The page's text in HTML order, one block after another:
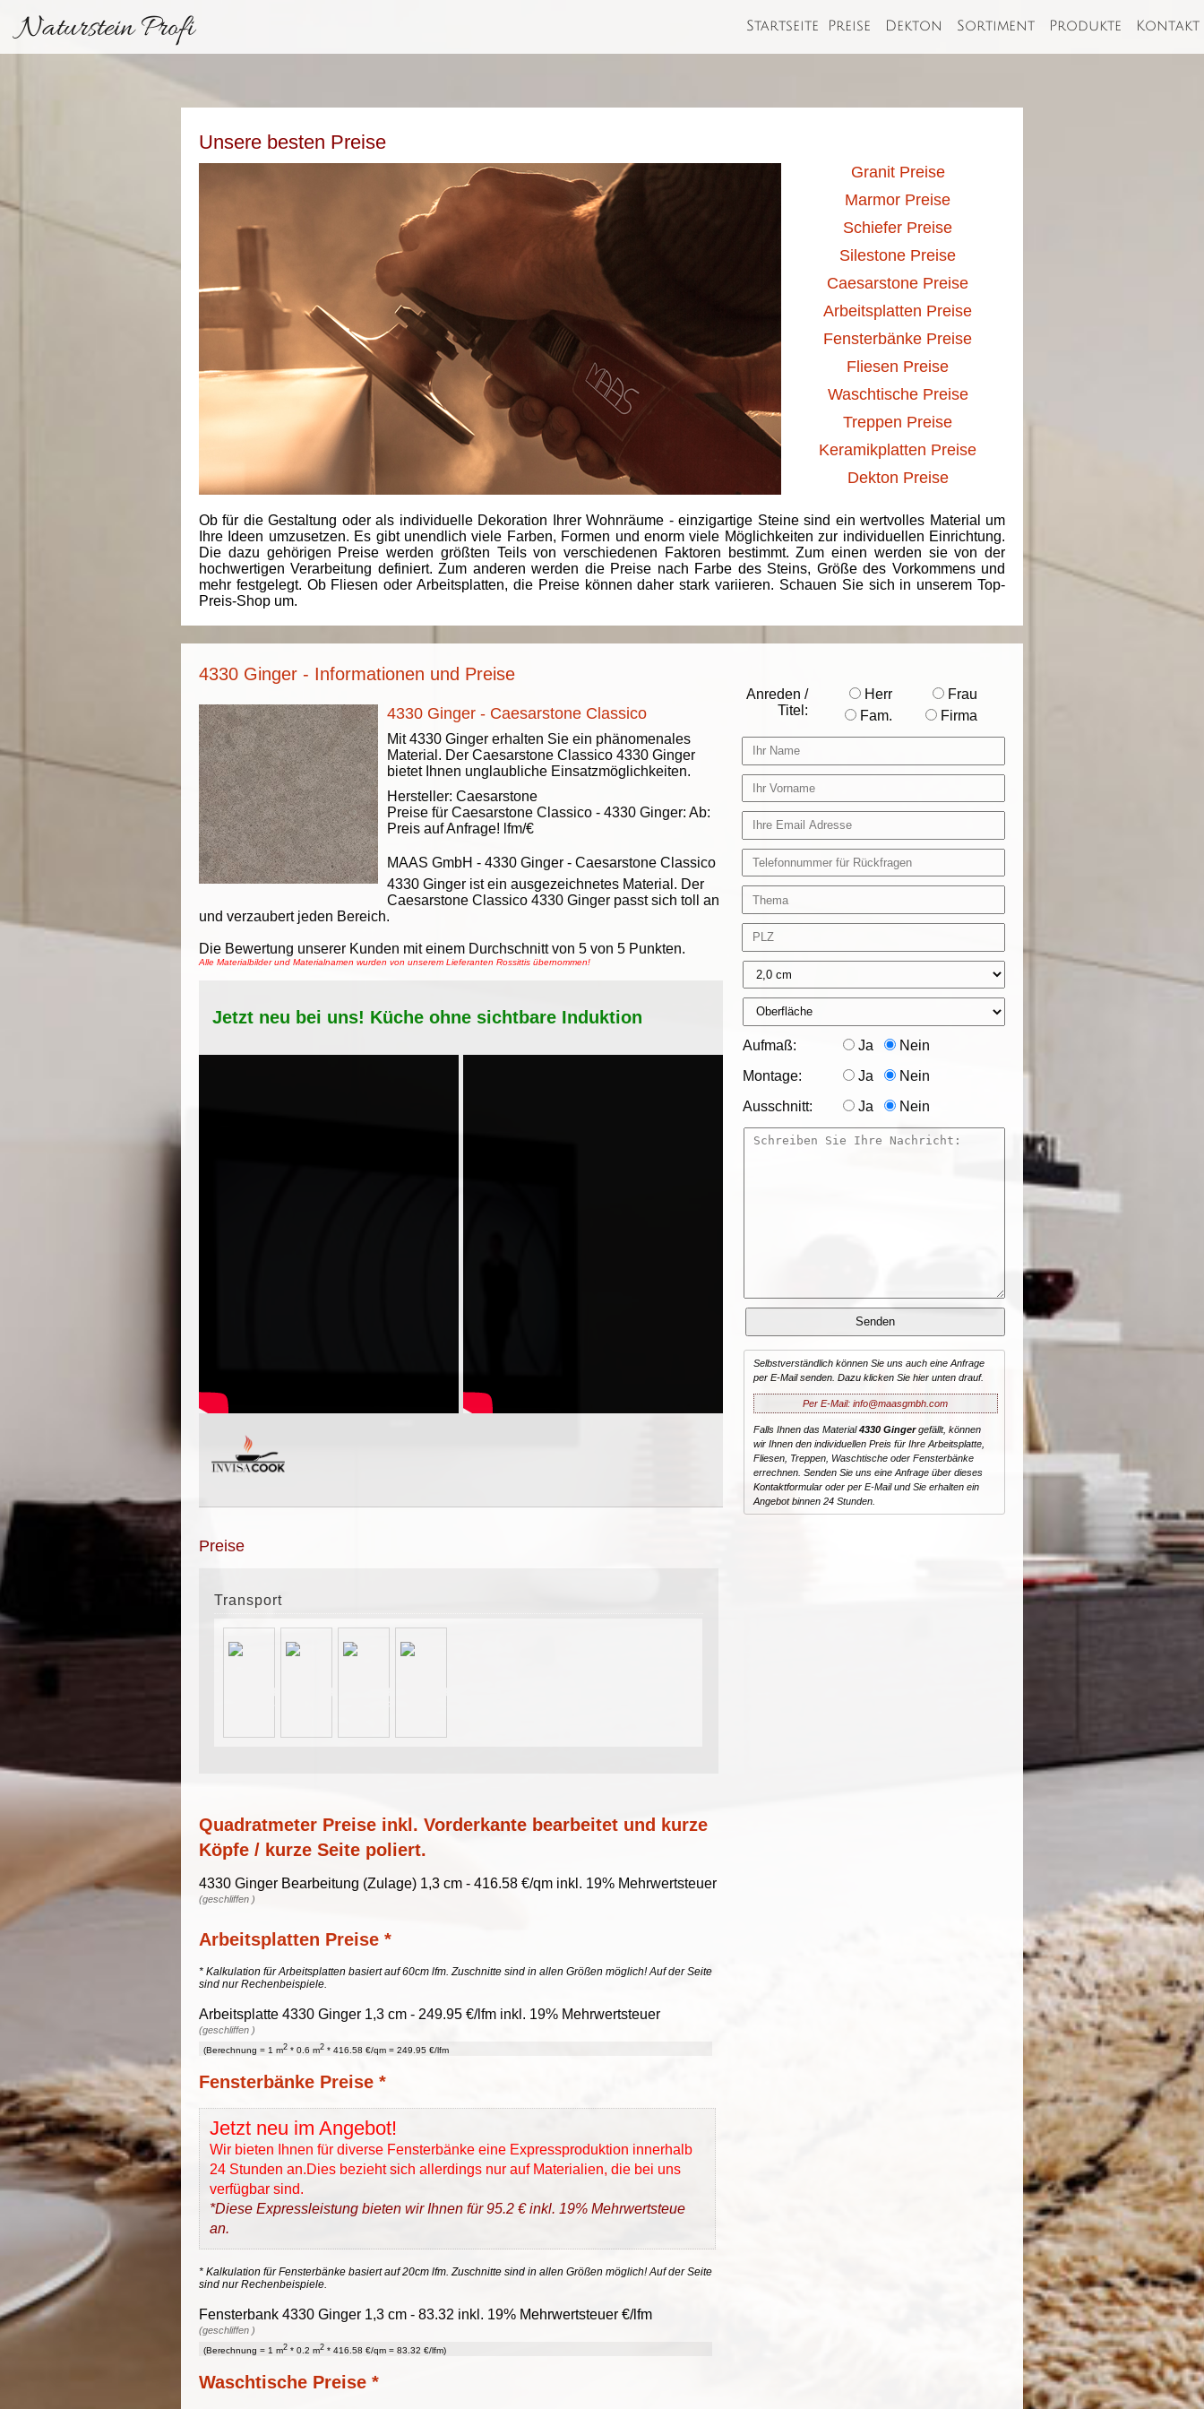
Naturstein Profi Startseite Preise Dekton Sortiment Produkte Kontakt
Unsere besten Preise
Granit Preise
Marmor Preise
Schiefer Preise
Silestone Preise
Caesarstone Preise
Arbeitsplatten Preise
Fensterbänke Preise
Fliesen Preise
Waschtische Preise
Treppen Preise
Keramikplatten Preise
Dekton Preise
Ob für die Gestaltung oder als individuelle Dekoration Ihrer Wohnräume - einzigartige Steine sind ein wertvolles Material um
Ihre Ideen umzusetzen. Es gibt unendlich viele Farben, Formen und enorm viele Möglichkeiten zur individuellen Einrichtung.
Die dazu gehörigen Preise werden größten Teils von verschiedenen Faktoren bestimmt. Zum einen werden sie von der
hochwertigen Verarbeitung definiert. Zum anderen werden die Preise nach Farbe des Steins, Größe des Vorkommens und
mehr festgelegt. Ob Fliesen oder Arbeitsplatten, die Preise können daher stark variieren. Schauen Sie sich in unserem Top-
Preis-Shop um.
4330 Ginger - Informationen und Preise
4330 Ginger - Caesarstone Classico
Mit 4330 Ginger erhalten Sie ein phänomenales
Material. Der Caesarstone Classico 4330 Ginger
bietet Ihnen unglaubliche Einsatzmöglichkeiten.
Hersteller: Caesarstone
Preise für Caesarstone Classico - 4330 Ginger: Ab:
Preis auf Anfrage! lfm/€
MAAS GmbH - 4330 Ginger - Caesarstone Classico
4330 Ginger ist ein ausgezeichnetes Material. Der
Caesarstone Classico 4330 Ginger passt sich toll an
und verzaubert jeden Bereich.
Die Bewertung unserer Kunden mit einem Durchschnitt von 5 von 5 Punkten.
Alle Materialbilder und Materialnamen wurden von unserem Lieferanten Rossittis übernommen!
Jetzt neu bei uns! Küche ohne sichtbare Induktion
Preise
Transport
Quadratmeter Preise inkl. Vorderkante bearbeitet und kurze
Köpfe / kurze Seite poliert.
4330 Ginger Bearbeitung (Zulage) 1,3 cm - 416.58 €/qm inkl. 19% Mehrwertsteuer
(geschliffen )
Arbeitsplatten Preise *
* Kalkulation für Arbeitsplatten basiert auf 60cm lfm. Zuschnitte sind in allen Größen möglich! Auf der Seite
sind nur Rechenbeispiele.
Arbeitsplatte 4330 Ginger 1,3 cm - 249.95 €/lfm inkl. 19% Mehrwertsteuer
(geschliffen )
(Berechnung = 1 m2 * 0.6 m2 * 416.58 €/qm = 249.95 €/lfm
Fensterbänke Preise *
Jetzt neu im Angebot!
Wir bieten Ihnen für diverse Fensterbänke eine Expressproduktion innerhalb
24 Stunden an.Dies bezieht sich allerdings nur auf Materialien, die bei uns
verfügbar sind.
*Diese Expressleistung bieten wir Ihnen für 95.2 € inkl. 19% Mehrwertsteue
an.
* Kalkulation für Fensterbänke basiert auf 20cm lfm. Zuschnitte sind in allen Größen möglich! Auf der Seite
sind nur Rechenbeispiele.
Fensterbank 4330 Ginger 1,3 cm - 83.32 inkl. 19% Mehrwertsteuer €/lfm
(geschliffen )
(Berechnung = 1 m2 * 0.2 m2 * 416.58 €/qm = 83.32 €/lfm)
Waschtische Preise *
Anreden /
Titel:
Herr
Frau
Fam.
Firma
Aufmaß: Ja Nein
Montage: Ja Nein
Ausschnitt: Ja Nein
Selbstverständlich können Sie uns auch eine Anfrage
per E-Mail senden. Dazu klicken Sie hier unten drauf.
Per E-Mail: info@maasgmbh.com
Falls Ihnen das Material4330 Gingergefällt, können
wir Ihnen den individuellen Preis für Ihre Arbeitsplatte,
Fliesen, Treppen, Waschtische oder Fensterbänke
errechnen. Senden Sie uns eine Anfrage über dieses
Kontaktformular oder per E-Mail und Sie erhalten ein
Angebot binnen 24 Stunden.